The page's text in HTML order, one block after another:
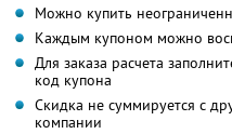
Можно купить
Каждым купоном можно
Для заказа расчета
код купона
Скидка не суммируется с
компании